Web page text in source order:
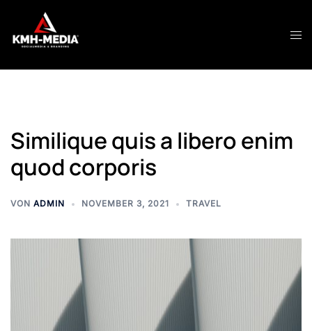
springen
Similique quis a libero enim
quod corporis
VON ADMIN NOVEMBER 3, 2021 TRAVEL